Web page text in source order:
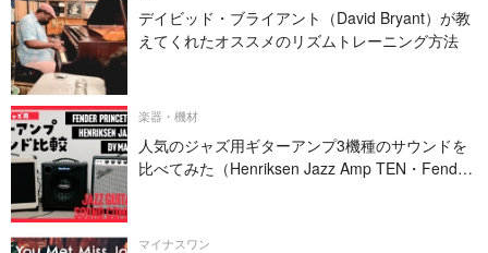
デイビッド・ブライアント（David Bryant）が教
えてくれたオススメのリズムトレーニング方法
楽器・機材
人気のジャズ用ギターアンプ3機種のサウンドを
比べてみた（Henriksen Jazz Amp TEN・Fender
マイナスワン